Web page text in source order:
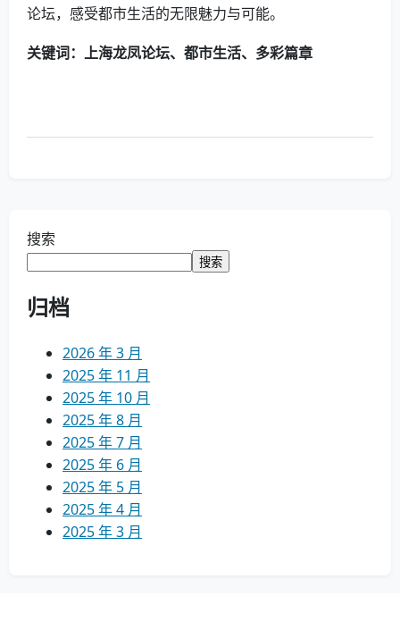
论坛，感受都市生活的无限魅力与可能。
关键词：上海龙凤论坛、都市生活、多彩篇章
搜索
搜索
归档
2026 年 3 月
2025 年 11 月
2025 年 10 月
2025 年 8 月
2025 年 7 月
2025 年 6 月
2025 年 5 月
2025 年 4 月
2025 年 3 月